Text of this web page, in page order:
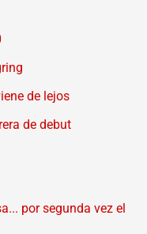
de lejos
de debut
por segunda vez el